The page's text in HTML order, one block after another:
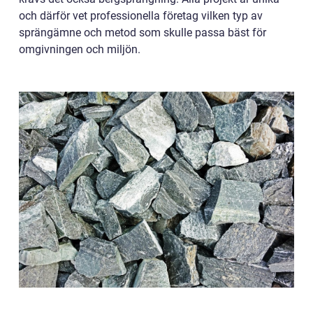
och därför vet professionella företag vilken typ av
sprängämne och metod som skulle passa bäst för
omgivningen och miljön.